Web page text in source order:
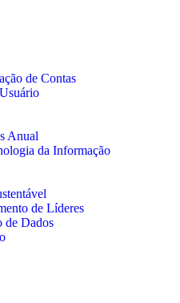
de Contas
Anual
da Informação
de Líderes
de Dados